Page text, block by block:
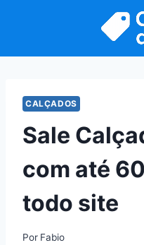
CALÇADOS
Sale
com até
todo site
Por Fabio